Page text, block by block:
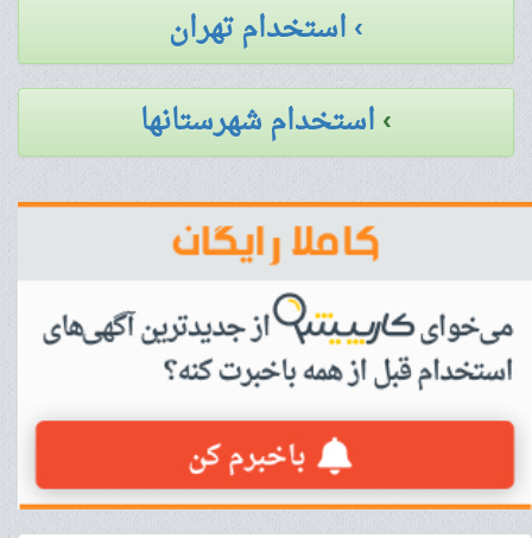
› استخدام تهران
›استخدام شهرستانها